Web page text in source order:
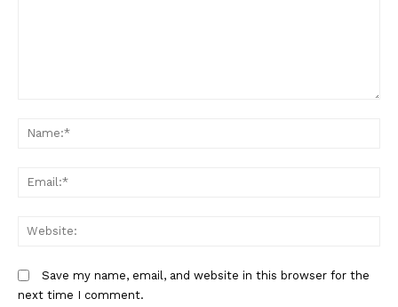
Save my name, email, and website in this browser for the
next time I comment.